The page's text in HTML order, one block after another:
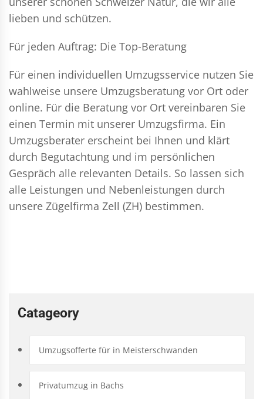
lieben und schützen.
Für jeden Auftrag: Die Top-Beratung
Für einen individuellen Umzugsservice nutzen Sie
wahlweise unsere Umzugsberatung vor Ort oder
online. Für die Beratung vor Ort vereinbaren Sie
einen Termin mit unserer Umzugsfirma. Ein
Umzugsberater erscheint bei Ihnen und klärt
durch Begutachtung und im persönlichen
Gespräch alle relevanten Details. So lassen sich
alle Leistungen und Nebenleistungen durch
unsere Zügelfirma Zell (ZH) bestimmen.
Catageory
Umzugsofferte für in Meisterschwanden
Privatumzug in Bachs